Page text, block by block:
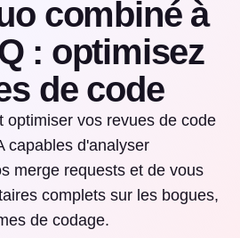
combiné à
: optimisez
de code
optimiser vos revues de code
capables d'analyser
merge requests et de vous
complets sur les bogues,
de codage.